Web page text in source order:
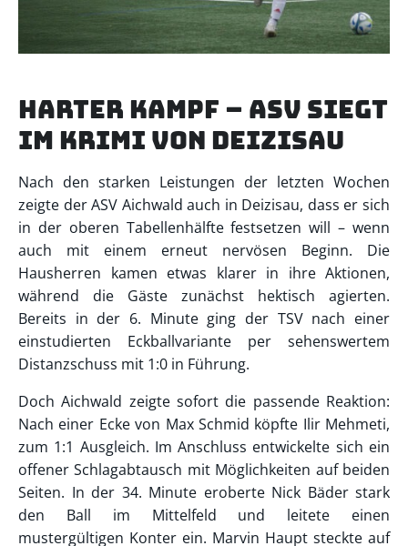
Harter Kampf – ASV siegt
im Krimi von Deizisau
Nach den starken Leistungen der letzten Wochen
zeigte der ASV Aichwald auch in Deizisau, dass er sich
in der oberen Tabellenhälfte festsetzen will – wenn
auch mit einem erneut nervösen Beginn. Die
Hausherren kamen etwas klarer in ihre Aktionen,
während die Gäste zunächst hektisch agierten.
Bereits in der 6. Minute ging der TSV nach einer
einstudierten Eckballvariante per sehenswertem
Distanzschuss mit 1:0 in Führung.
Doch Aichwald zeigte sofort die passende Reaktion:
Nach einer Ecke von Max Schmid köpfte Ilir Mehmeti,
zum 1:1 Ausgleich. Im Anschluss entwickelte sich ein
offener Schlagabtausch mit Möglichkeiten auf beiden
Seiten. In der 34. Minute eroberte Nick Bäder stark
den Ball im Mittelfeld und leitete einen
mustergültigen Konter ein. Marvin Haupt steckte auf